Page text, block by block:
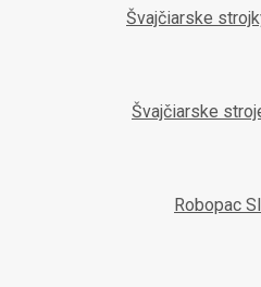
Švajčiarske
Švajčiarske
Robopac